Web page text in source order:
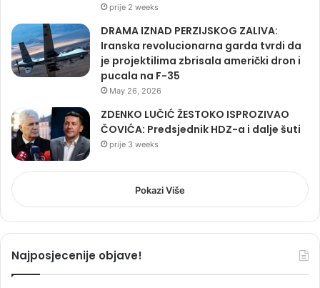
prije 2 weeks
DRAMA IZNAD PERZIJSKOG ZALIVA:
Iranska revolucionarna garda tvrdi da
je projektilima zbrisala američki dron i
pucala na F-35
May 26, 2026
ZDENKO LUČIĆ ŽESTOKO ISPROZIVAO
ČOVIĆA: Predsjednik HDZ-a i dalje šuti
prije 3 weeks
Pokazi Više
Najposjecenije objave!